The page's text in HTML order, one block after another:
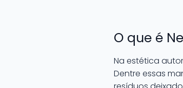
O que é
Na estética
Dentre essas